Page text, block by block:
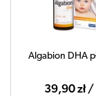
Algabion DHA
39,90 zł /